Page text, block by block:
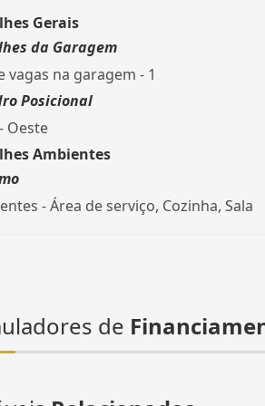
Gerais
da Garagem
vagas na garagem - 1
Posicional
Oeste
Ambientes
- Área de serviço, Cozinha, Sala
de